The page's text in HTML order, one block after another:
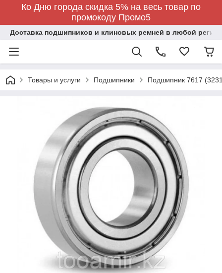
Ко Дню города скидка 5% на весь товар по
промокоду Промо5
Доставка подшипников и клиновых ремней в любой регион
Товары и услуги Подшипники Подшипник 7617